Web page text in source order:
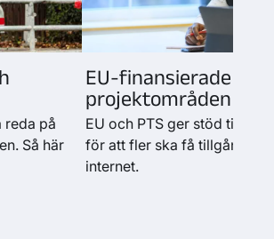
reda på
Så här
EU-finansierade
projektområden
EU och PTS ger stöd till
för att fler ska få tillgång till
internet.